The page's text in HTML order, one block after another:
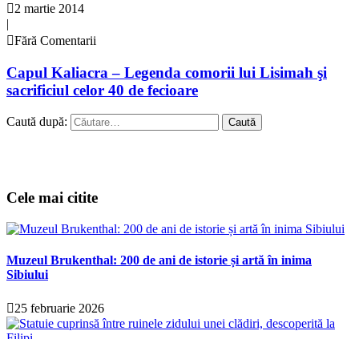
2 martie 2014
|
Fără Comentarii
Capul Kaliacra – Legenda comorii lui Lisimah şi
sacrificiul celor 40 de fecioare
Caută după:
Cele mai citite
Muzeul Brukenthal: 200 de ani de istorie și artă în inima
Sibiului
25 februarie 2026